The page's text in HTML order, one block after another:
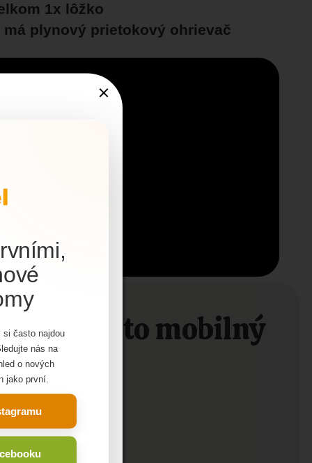
1x lôžko
má plynový prietokový ohrievač
o tento mobilný
opýtať?
informácií
často najdou
nás na
o nových
jako první.